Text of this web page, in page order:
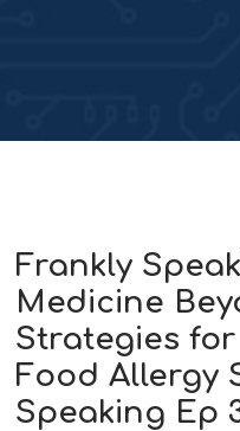
Frankly
Medicine
Strategies
Food Allergy
Speaking Ep